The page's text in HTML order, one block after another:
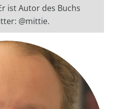
ist Autor des Buchs
@mittie.